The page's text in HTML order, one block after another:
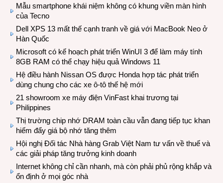
Mẫu smartphone khái niệm không có khung viền màn hình
của Tecno
Dell XPS 13 mất thế cạnh tranh về giá với MacBook Neo ở
Hàn Quốc
Microsoft có kế hoạch phát triển WinUI 3 để làm máy tính
8GB RAM có thể chạy hiệu quả Windows 11
Hệ điều hành Nissan OS được Honda hợp tác phát triển
dùng chung cho các xe ô-tô thế hệ mới
21 showroom xe máy điện VinFast khai trương tại
Philippines
Thị trường chip nhớ DRAM toàn cầu vẫn đang tiếp tục khan
hiếm đẩy giá bộ nhớ tăng thêm
Hội nghị Đối tác Nhà hàng Grab Việt Nam tư vấn về thuế và
các giải pháp tăng trưởng kinh doanh
Internet không chỉ cần nhanh, mà còn phải phủ rộng khắp và
ổn định ở mọi góc nhà